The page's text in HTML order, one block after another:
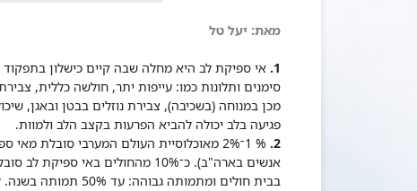
מאת: יעל טל
1. אי ספיקת לב היא מחלה שבה קיים כישלון
סימנים ותלונות כמו: עייפות יתר, חולשה כללית,
מכן במנוחה (בשכיבה), צבירת נוזלים בבטן ובאגן,
פגיעה בלב יכולה להביא הפרעות בקצב הלב ולמוות.
2.
אנשים בארה"ב). כ־10% מהחולים
בבית חולים